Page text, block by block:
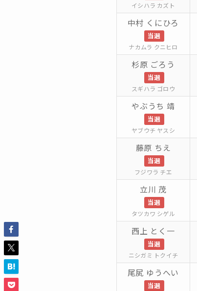
イシハラ カズト
中村 くにひろ
当選
ナカムラ クニヒロ
杉原 ごろう
当選
スギハラ ゴロウ
やぶうち 靖
当選
ヤブウチ ヤスシ
藤原 ちえ
当選
フジワラ チエ
立川 茂
当選
タツカワ シゲル
西上 とく一
当選
ニシガミ トクイチ
尾㞍 ゆうへい
当選